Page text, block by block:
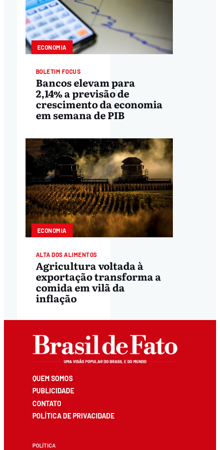
ECONOMIA
BOLETIM FOCUS
Bancos elevam para
2,14% a previsão de
crescimento da economia
em semana de PIB
ECONOMIA
ALTA DOS ALIMENTOS
Agricultura voltada à
exportação transforma a
comida em vilã da
inflação
QUEM SOMOS
PUBLICIDADE
CONTATO
POLÍTICA DE PRIVACIDADE
POLÍTICA